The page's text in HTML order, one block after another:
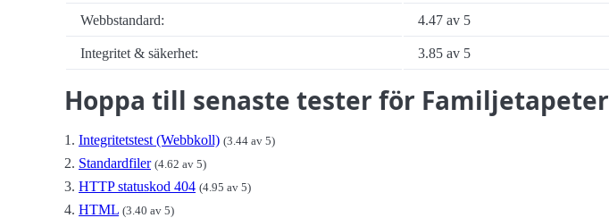
Webbstandard: 4.47 av 5
Integritet & säkerhet: 3.85 av 5
Hoppa till senaste tester för Familjetapeter
Integritetstest (Webbkoll) (3.44 av 5)
Standardfiler (4.62 av 5)
HTTP statuskod 404 (4.95 av 5)
HTML (3.40 av 5)